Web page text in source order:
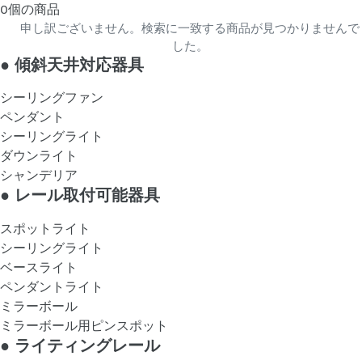
0個の商品
申し訳ございません。検索に一致する商品が見つかりませんで
した。
● 傾斜天井対応器具
シーリングファン
ペンダント
シーリングライト
ダウンライト
シャンデリア
● レール取付可能器具
スポットライト
シーリングライト
ベースライト
ペンダントライト
ミラーボール
ミラーボール用ピンスポット
● ライティングレール